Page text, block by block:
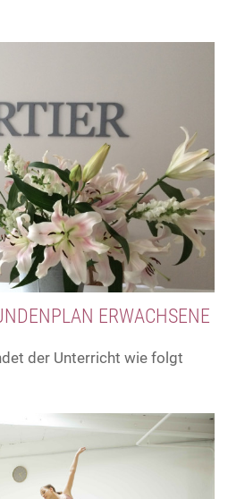
ERWACHSENE
der Unterricht wie folgt